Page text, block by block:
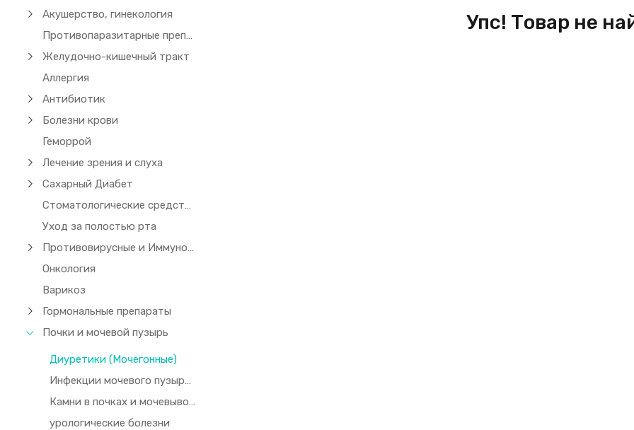
Акушерство, гинекология
Противопаразитарные препараты (чесотка)
Желудочно-кишечный тракт
Аллергия
Антибиотик
Болезни крови
Геморрой
Лечение зрения и слуха
Сахарный Диабет
Стоматологические средства
Уход за полостью рта
Противовирусные и Иммуномодуляторы
Онкология
Варикоз
Гормональные препараты
Почки и мочевой пузырь
Диуретики (Мочегонные)
Инфекции мочевого пузыря и почек
Камни в почках и мочевыводящих путях
урологические болезни
Упс! Товар не